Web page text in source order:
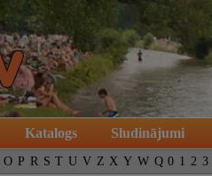
Katalogs Sludinājumi
O P R S T U V Z X Y W Q 0 1 2 3